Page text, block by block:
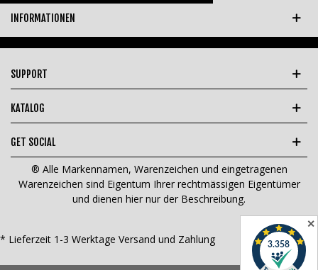
✕
INFORMATIONEN
SUPPORT
KATALOG
GET SOCIAL
® Alle Markennamen, Warenzeichen und eingetragenen
Warenzeichen sind Eigentum Ihrer rechtmässigen Eigentümer
und dienen hier nur der Beschreibung.
* Lieferzeit 1-3 Werktage Versand und Zahlung